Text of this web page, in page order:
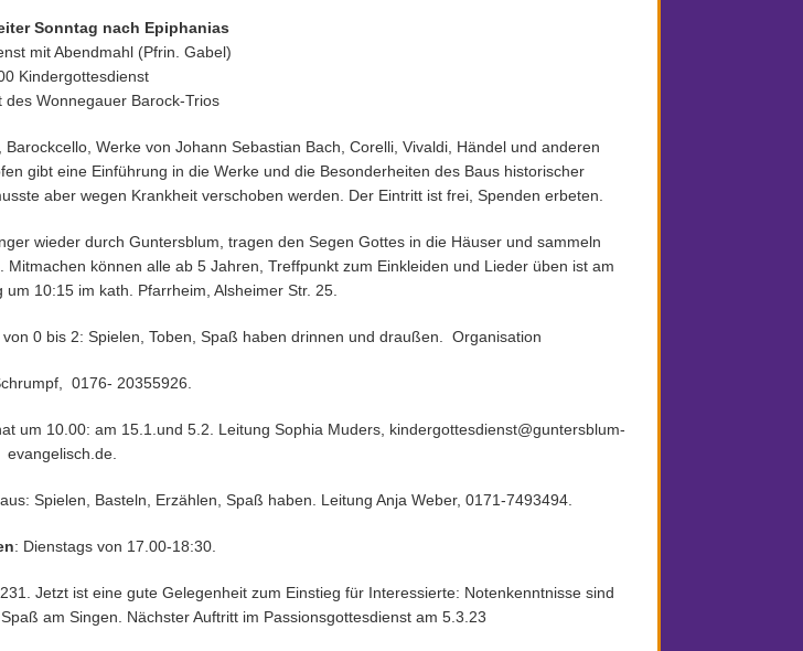
Sonntag nach Epiphanias
mit Abendmahl (Pfrin. Gabel)
Kindergottesdienst
des Wonnegauer Barock-Trios
Werke von Johann Sebastian Bach, Corelli, Vivaldi, Händel und anderen
gibt eine Einführung in die Werke und die Besonderheiten des Baus historischer
aber wegen Krankheit verschoben werden. Der Eintritt ist frei, Spenden erbeten.
wieder durch Guntersblum, tragen den Segen Gottes in die Häuser und sammeln
können alle ab 5 Jahren, Treffpunkt zum Einkleiden und Lieder üben ist am
10:15 im kath. Pfarrheim, Alsheimer Str. 25.
0 bis 2: Spielen, Toben, Spaß haben drinnen und draußen. Organisation
0176- 20355926.
um 10.00: am 15.1.und 5.2. Leitung Sophia Muders, kindergottesdienst@guntersblum-
evangelisch.de.
Spielen, Basteln, Erzählen, Spaß haben. Leitung Anja Weber, 0171-7493494.
: Dienstags von 17.00-18:30.
Jetzt ist eine gute Gelegenheit zum Einstieg für Interessierte: Notenkenntnisse sind
am Singen. Nächster Auftritt im Passionsgottesdienst am 5.3.23